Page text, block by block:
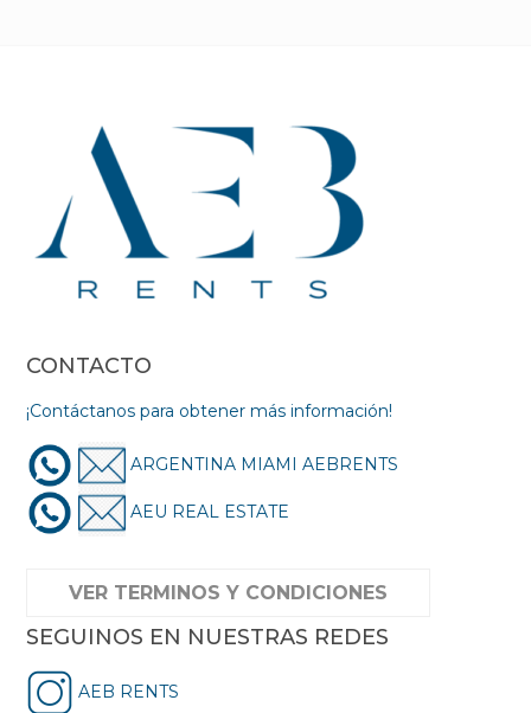
CONTACTO
¡Contáctanos para obtener más información!
ARGENTINA MIAMI AEBRENTS
AEU REAL ESTATE
VER TERMINOS Y CONDICIONES
SEGUINOS EN NUESTRAS REDES
AEB RENTS